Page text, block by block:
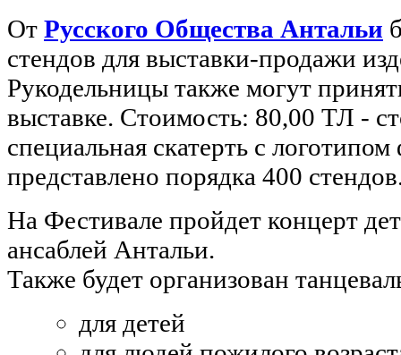
От Русского Общества Антальи
стендов для выставки-продажи
Рукодельницы также могут
выставке. Стоимость: 80,00 ТЛ -
специальная скатерть с
представлено порядка 400
На Фестивале пройдет концерт
ансаблей Антальи.
Также будет организован
для детей